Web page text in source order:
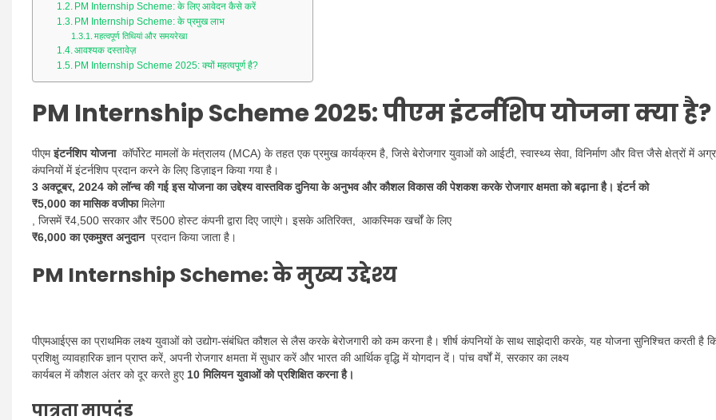
PM Internship Scheme: के लिए आवेदन कैसे करें
PM Internship Scheme: के प्रमुख लाभ
महत्वपूर्ण तिथियां और समयरेखा
आवश्यक दस्तावेज़
PM Internship Scheme 2025: क्यों महत्वपूर्ण है?
PM Internship Scheme 2025:पीएम इंटर्नशिप योजना क्या है?
पीएमइंटर्नशिप योजनाकॉर्पोरेट मामलों के मंत्रालय (MCA) के तहत एक प्रमुख कार्यक्रम है, जिसे बेरोजगार युवाओं को आईटी, स्वास्थ्य सेवा, विनिर्माण और वित्त जैसे क्षेत्रों में
कंपनियों में इंटर्नशिप प्रदान करने के लिए डिज़ाइन किया गया है।
3 अक्टूबर, 2024 को लॉन्च की गई इस योजना का उद्देश्य वास्तविक दुनिया के अनुभव और कौशल विकास की पेशकश करके रोजगार क्षमता को बढ़ाना है। इंटर्न को
₹5,000 का मासिक वजीफामिलेगा
, जिसमें ₹4,500 सरकार और ₹500 होस्ट कंपनी द्वारा दिए जाएंगे। इसके अतिरिक्त, आकस्मिक खर्चों के लिए
₹6,000 का एकमुश्त अनुदानप्रदान किया जाता है।
PM Internship Scheme:के मुख्य उद्देश्य
पीएमआईएस का प्राथमिक लक्ष्य युवाओं को उद्योग-संबंधित कौशल से लैस करके बेरोजगारी को कम करना है। शीर्ष कंपनियों के साथ साझेदारी करके, यह योजना सुनिश्चित करती है
प्रशिक्षु व्यावहारिक ज्ञान प्राप्त करें, अपनी रोजगार क्षमता में सुधार करें और भारत की आर्थिक वृद्धि में योगदान दें। पांच वर्षों में, सरकार का लक्ष्य
कार्यबल में कौशल अंतर को दूर करते हुए 10 मिलियन युवाओं को प्रशिक्षित करना है।
पात्रता मापदंड